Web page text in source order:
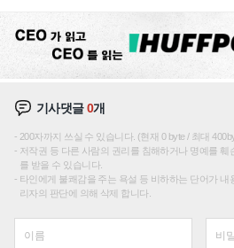
기사댓글0개
200자까지 쓰실 수 있습니다. (현재 0 byte / 최대
저작권 등 다른 사람의 권리를 침해하거나 명예를 훼
를 받을 수 있습니다.
타인에게 불쾌감을 주는 욕설 등 비하하는 단어가
리자의 판단에 의해 삭제 합니다.